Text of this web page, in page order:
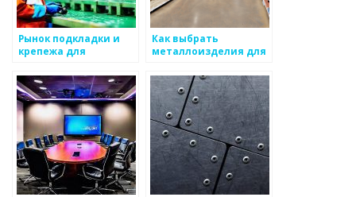
Рынок подкладки и
крепежа для
Как выбрать
металлоизделия для